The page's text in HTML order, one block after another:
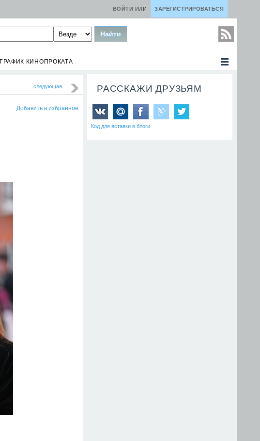
ЗАРЕГИСТРИРОВАТЬСЯ
ВОЙТИ ИЛИ
ГРАФИК КИНОПРОКАТА
следующая
Добавить в избранное
РАССКАЖИ ДРУЗЬЯМ
Код для вставки в блоги